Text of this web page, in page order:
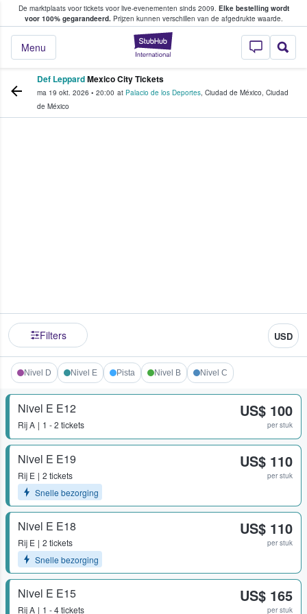
De marktplaats voor tickets voor live-evenementen sinds 2009. Elke bestelling wordt
voor 100% gegarandeerd.Prijzen kunnen verschillen van de afgedrukte waarde.
StubHub: waar
Menu
tickets kopen en verkopen
Def LeppardMexico City Tickets
ma 19 okt. 2026 • 20:00 at Palacio de los Deportes, Ciudad de México, Ciudad
de México
Filters USD
Nivel D Nivel E Pista Nivel B Nivel C
Nivel E E12
RijA 1 - 2 tickets
US$ 100
per stuk
Nivel E E19
Rij E
2 tickets
Snelle bezorging
US$ 110
per stuk
Nivel E E18
Rij E
2 tickets
Snelle bezorging
US$ 110
per stuk
Nivel E E15
RijA 1 - 4 tickets
US$ 165
per stuk